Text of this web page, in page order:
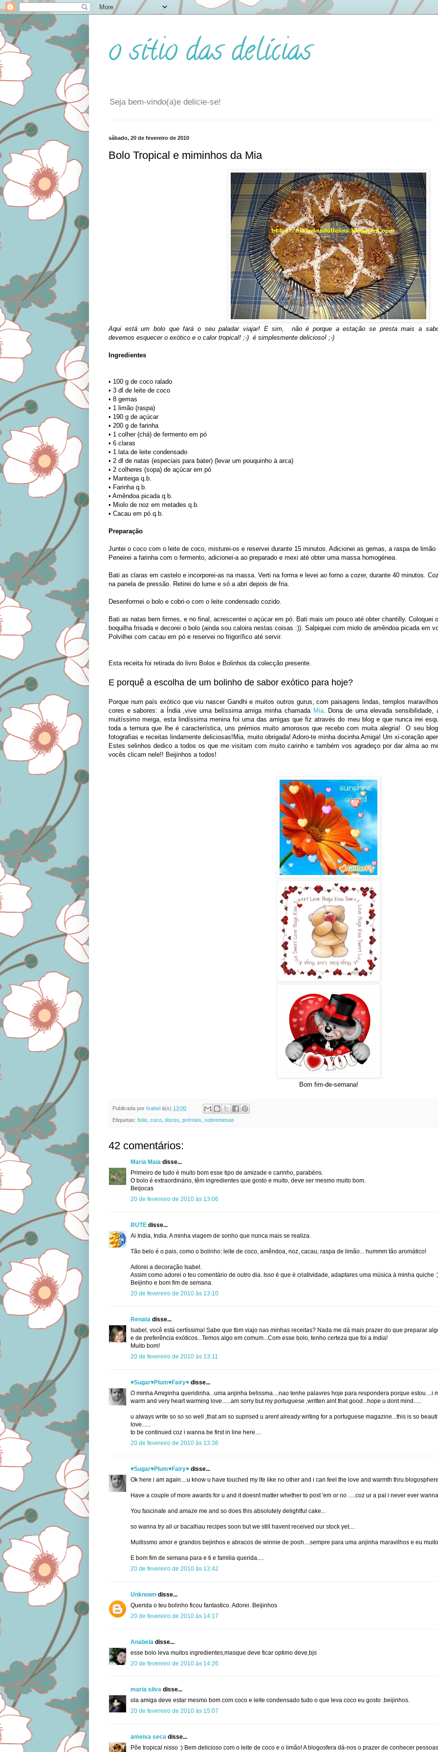
o sítio das delícias
Seja bem-vindo(a)e delicie-se!
sábado, 20 de fevereiro de 2010
Bolo Tropical e miminhos da Mia
Aqui está um bolo que fará o seu paladar viajar! E sim, não é porque a estação se presta mais a
devemos esquecer o exótico e o calor tropical! ;-) é simplesmente delicioso! ;-)
Ingredientes
• 100 g de coco ralado
• 3 dl de leite de coco
• 8 gemas
• 1 limão (raspa)
• 190 g de açúcar
• 200 g de farinha
• 1 colher (chá) de fermento em pó
• 6 claras
• 1 lata de leite condensado
• 2 dl de natas (especiais para bater) (levar um pouquinho à arca)
• 2 colheres (sopa) de açúcar em pó
• Manteiga q.b.
• Farinha q.b.
• Amêndoa picada q.b.
• Miolo de noz em metades q.b.
• Cacau em pó q.b.
Preparação
Juntei o coco com o leite de coco, misturei-os e reservei durante 15 minutos. Adicionei as gemas, a raspa de limão
Peneirei a farinha com o fermento, adicionei-a ao preparado e mexi até obter uma massa homogénea.
Bati as claras em castelo e incorporei-as na massa. Verti na forma e levei ao forno a cozer, durante 40 minutos.
na panela de pressão. Retirei do lume e só a abri depois de fria.
Desenformei o bolo e cobri-o com o leite condensado cozido.
Bati as natas bem firmes, e no final, acrescentei o açúcar em pó. Bati mais um pouco até obter chantilly. Coloquei
boquilha frisada e decorei o bolo (ainda sou caloira nestas coisas :)). Salpiquei com miolo de amêndoa picada em
Polvilhei com cacau em pó e reservei no frigorífico até servir.
Esta receita foi retirada do livro Bolos e Bolinhos da colecção presente.
E porquê a escolha de um bolinho de sabor exótico para hoje?
Porque num país exótico que viu nascer Gandhi e muitos outros gurus, com paisagens lindas, templos
cores e sabores: a Índia ,vive uma belíssima amiga minha chamada Mia. Dona de uma elevada
muitíssimo meiga, esta lindíssima menina foi uma das amigas que fiz através do meu blog e que nunca irei
toda a ternura que lhe é característica, uns prémios muito amorosos que recebo com muita alegria! O seu
fotografias e receitas lindamente deliciosas!Mia, muito obrigada! Adoro-te minha docinha Amiga! Um xi-coração
Estes selinhos dedico a todos os que me visitam com muito carinho e também vos agradeço por dar alma ao
vocês clicam nele!! Beijinhos a todos!
Bom fim-de-semana!
Publicada por Isabel à(s) 13:00
Etiquetas: bolo, coco, doces, prémios, sobremesas
42 comentários:
Maria Maia disse...
Primeiro de tudo é muito bom esse tipo de amizade e carinho, parabéns.
O bolo é extraordinário, têm ingredientes que gosto e muito, deve ser mesmo muito bom.
Beijocas
20 de fevereiro de 2010 às 13:06
RUTE disse...
Ai India, India. A minha viagem de sonho que nunca mais se realiza.
Tão belo é o pais, como o bolinho: leite de coco, amêndoa, noz, cacau, raspa de limão... hummm tão aromático!
Adorei a decoração Isabel.
Assim como adorei o teu comentário de outro dia. Isso é que é criatividade, adaptares uma música à minha quiche
Beijinho e bom fim de semana.
20 de fevereiro de 2010 às 13:10
Renata disse...
Isabel, você está certíssima! Sabe que tbm viajo nas minhas receitas? Nada me dá mais prazer do que preparar
e de preferência exóticos...Temos algo em comum...Com esse bolo, tenho certeza que foi a India!
Muito bom!
20 de fevereiro de 2010 às 13:11
♥Sugar♥Plum♥Fairy♥ disse...
O minha Amiginha queridinha...uma anjinha belissma....nao tenhe palavres hoje para respondera porque estou ...i
warm and very heart warming love......am sorry but my portuguese ,written aint that good...hope u dont mind.....
u always write so so so well ,that am so suprised u arent already writing for a portuguese magazine...this is so
love......
to be continued coz i wanna be first in line here....
20 de fevereiro de 2010 às 13:36
♥Sugar♥Plum♥Fairy♥ disse...
Ok here i am again....u know u have touched my lfe like no other and i can feel the love and warmth thru
Have a couple of more awards for u and it doesnt matter whether to post 'em or no .....coz ur a pal i never ever
You fascinate and amaze me and so does this absolutely delightful cake...
so wanna try all ur bacalhau recipes soon but we still havent received our stock yet....
Muitissmo amor e grandos bejinhos e abracos de winnie de pooh....sempre para uma anjinha maravilhos e eu
E bom fim de semana para e ti e familia querida.....
20 de fevereiro de 2010 às 13:42
Unknown disse...
Querida o teu bolinho ficou fantastico. Adorei. Beijinhos
20 de fevereiro de 2010 às 14:17
Anabela disse...
esse bolo leva muitos ingredientes,masque deve ficar optimo deve,bjs
20 de fevereiro de 2010 às 14:26
maria silva disse...
ola amiga deve estar mesmo bom com coco e leite condensado tudo o que leva coco eu gosto .beijinhos.
20 de fevereiro de 2010 às 15:07
ameixa seca disse...
Põe tropical nisso :) Bem delicioso com o leite de coco e o limão! A blogosfera dá-nos o prazer de conhecer